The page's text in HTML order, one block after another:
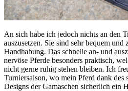
An sich habe ich jedoch nichts an den
auszusetzen. Sie sind sehr bequem
Handhabung. Das schnelle an- und
nervöse Pferde besonders praktisch,
nicht gerne ruhig stehen bleiben. Ich
Turniersaison, wo mein Pferd dank des
Designs der Gamaschen sicherlich ein